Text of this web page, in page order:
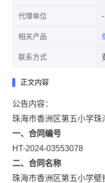
代理单位
相关产品
联系方式
正文内容
公告内容：
珠海市香洲区第五小学
一、合同编号
HT-2024-03553078
二、合同名称
珠海市香洲区第五小学